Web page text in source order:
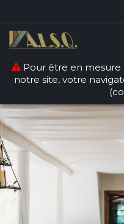
Pour être en mesure
notre site, votre